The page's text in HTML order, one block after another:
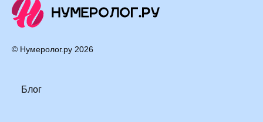
© Нумеролог.ру 2026
Блог